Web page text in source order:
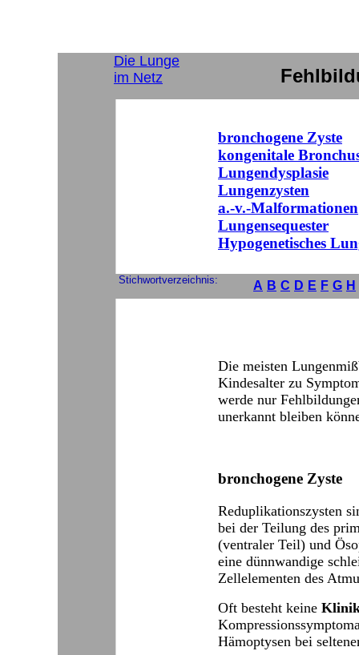
Die Lunge
im Netz
bronchogene Zyste
kongenitale
Lungendysplasie
Lungenzysten
a.-v.-Malformationen
Lungensequester
Hypogenetisches
Stichwortverzeichnis: A B C D E F G H
Die meisten
Kindesalter zu
werde nur
unerkannt bleiben
bronchogene Zyste
Reduplikationszysten
bei der Teilung des
(ventraler Teil) und
eine dünnwandige
Zellelementen des
Oft besteht keine
Hämoptysen bei